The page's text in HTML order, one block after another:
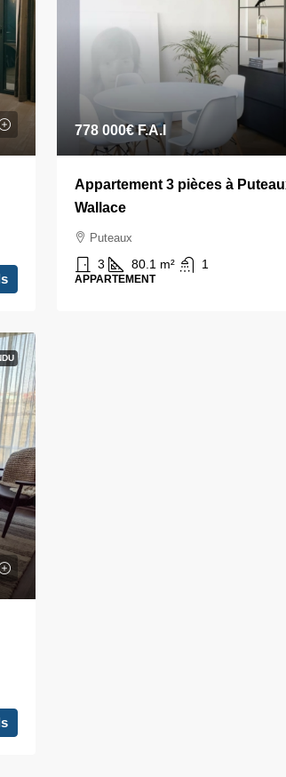
778 000€F.A.I
Appartement 3 pièces à
Wallace
Puteaux
3 80.1 m² 1
APPARTEMENT